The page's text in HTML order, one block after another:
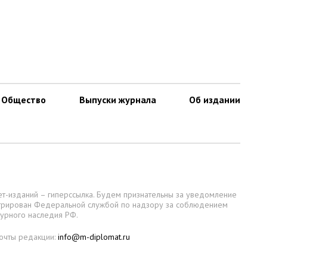
Общество Выпуски журнала Об издании
изданий – гиперссылка. Будем признательны за уведомление
Федеральной службой по надзору за соблюдением
наследия РФ.
редакции: info@m-diplomat.ru